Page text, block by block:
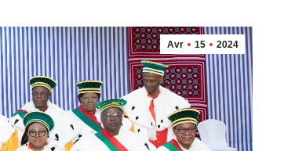
Avr 15 2024